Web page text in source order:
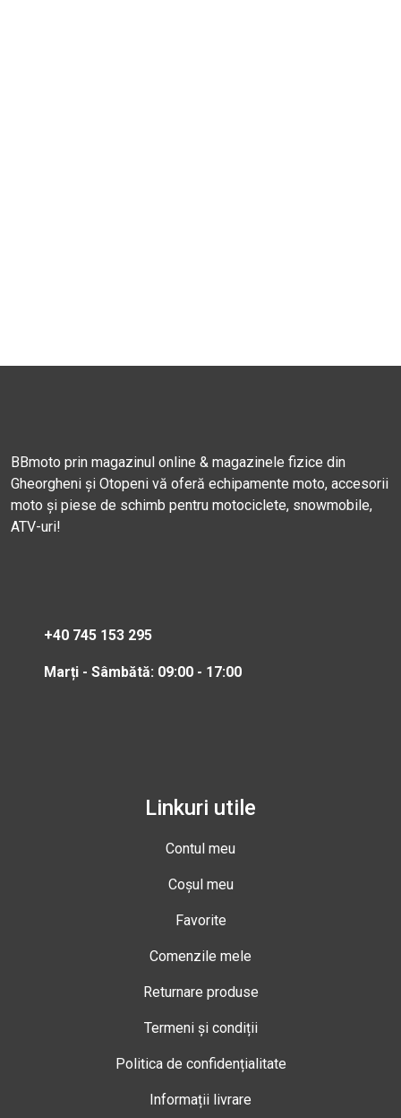
BBmoto prin magazinul online & magazinele fizice din
Gheorgheni și Otopeni vă oferă echipamente moto, accesorii
moto și piese de schimb pentru motociclete, snowmobile,
ATV-uri!
+40 745 153 295
Marți - Sâmbătă: 09:00 - 17:00
Linkuri utile
Contul meu
Coșul meu
Favorite
Comenzile mele
Returnare produse
Termeni și condiții
Politica de confidențialitate
Informații livrare